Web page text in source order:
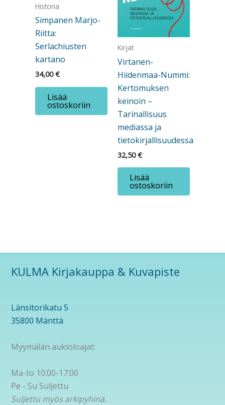
Historia
Simpanen Marjo-
Riitta:
Serlachiusten
kartano
34,00€
Lisää
ostoskoriin
Kirjat
Virtanen-
Hiidenmaa-Nummi:
Kertomuksen
keinoin –
Tarinallisuus
mediassa ja
tietokirjallisuudessa
32,50€
Lisää
ostoskoriin
KULMA Kirjakauppa & Kuvapiste
Länsitorikatu 5
35800 Mänttä
Myymälän aukioloajat:
Ma-to 10:00-17:00
Pe - Su Suljettu
Suljettu myös arkipyhinä.